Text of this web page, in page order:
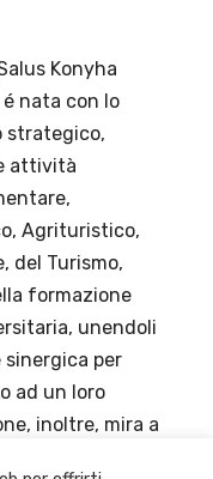
Konyha
nata con lo
strategico,
attività
Agrituristico,
del Turismo,
formazione
unendoli
per
ad un loro
inoltre, mira a